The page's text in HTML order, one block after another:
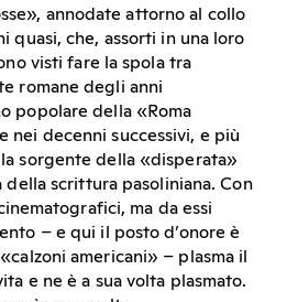
annodate attorno al collo
quasi, che, assorti in una loro
visti fare la spola tra
romane degli anni
popolare della «Roma
nei decenni successivi, e più
la sorgente della «disperata»
scrittura pasoliniana. Con
ma da essi
– e qui il posto d’onore è
americani» – plasma il
e ne è a sua volta plasmato.